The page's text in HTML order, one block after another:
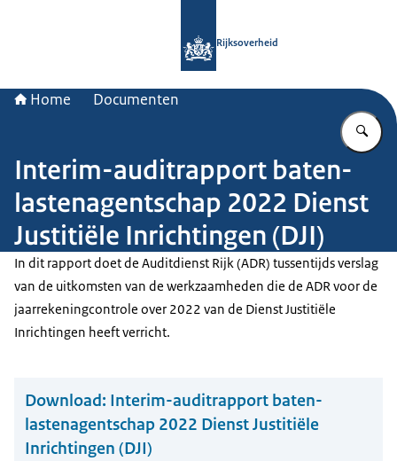
Rijksoverheid
Home Documenten
Interim-auditrapport baten-
lastenagentschap 2022 Dienst
Justitiële Inrichtingen (DJI)
In dit rapport doet de Auditdienst Rijk (ADR) tussentijds verslag
van de uitkomsten van de werkzaamheden die de ADR voor de
jaarrekeningcontrole over 2022 van de Dienst Justitiële
Inrichtingen heeft verricht.
Download: Interim-auditrapport baten-
lastenagentschap 2022 Dienst Justitiële
Inrichtingen (DJI)